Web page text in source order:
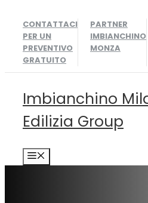
contenuto
CONTATTACI
PER UN
PREVENTIVO
GRATUITO
PARTNER
IMBIANCHINO
MONZA
Imbianchino
Edilizia Group